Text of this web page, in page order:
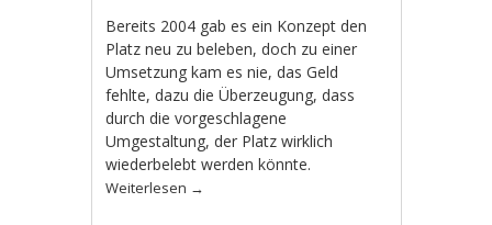
Bereits 2004 gab es ein Konzept den
Platz neu zu beleben, doch zu einer
Umsetzung kam es nie, das Geld
fehlte, dazu die Überzeugung, dass
durch die vorgeschlagene
Umgestaltung, der Platz wirklich
wiederbelebt werden könnte.
Weiterlesen →